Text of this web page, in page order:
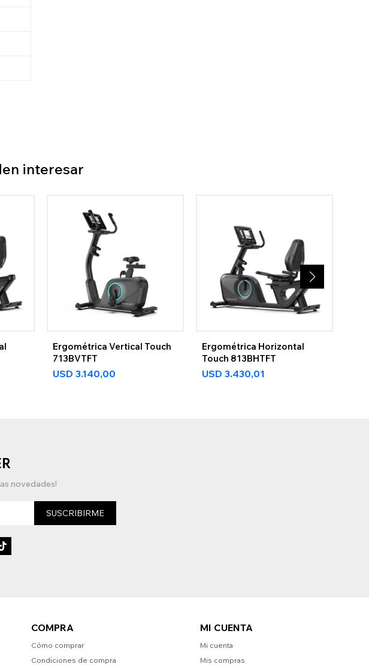
interesar
Ergométrica Vertical Touch
713BVTFT
USD 3.140,00
Ergométrica Horizontal
Touch 813BHTFT
USD 3.430,01
COMPRA
Cómo comprar
Condiciones de compra
MI CUENTA
Mi cuenta
Mis compras
novedades!
SUSCRIBIRME